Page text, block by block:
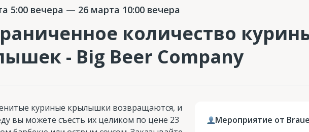
5:00 вечера — 26 марта 10:00 вечера
количество
- Big Beer Company
куриные крылышки возвращаются, и
вы можете съесть их целиком по цене 23
Мероприятие от